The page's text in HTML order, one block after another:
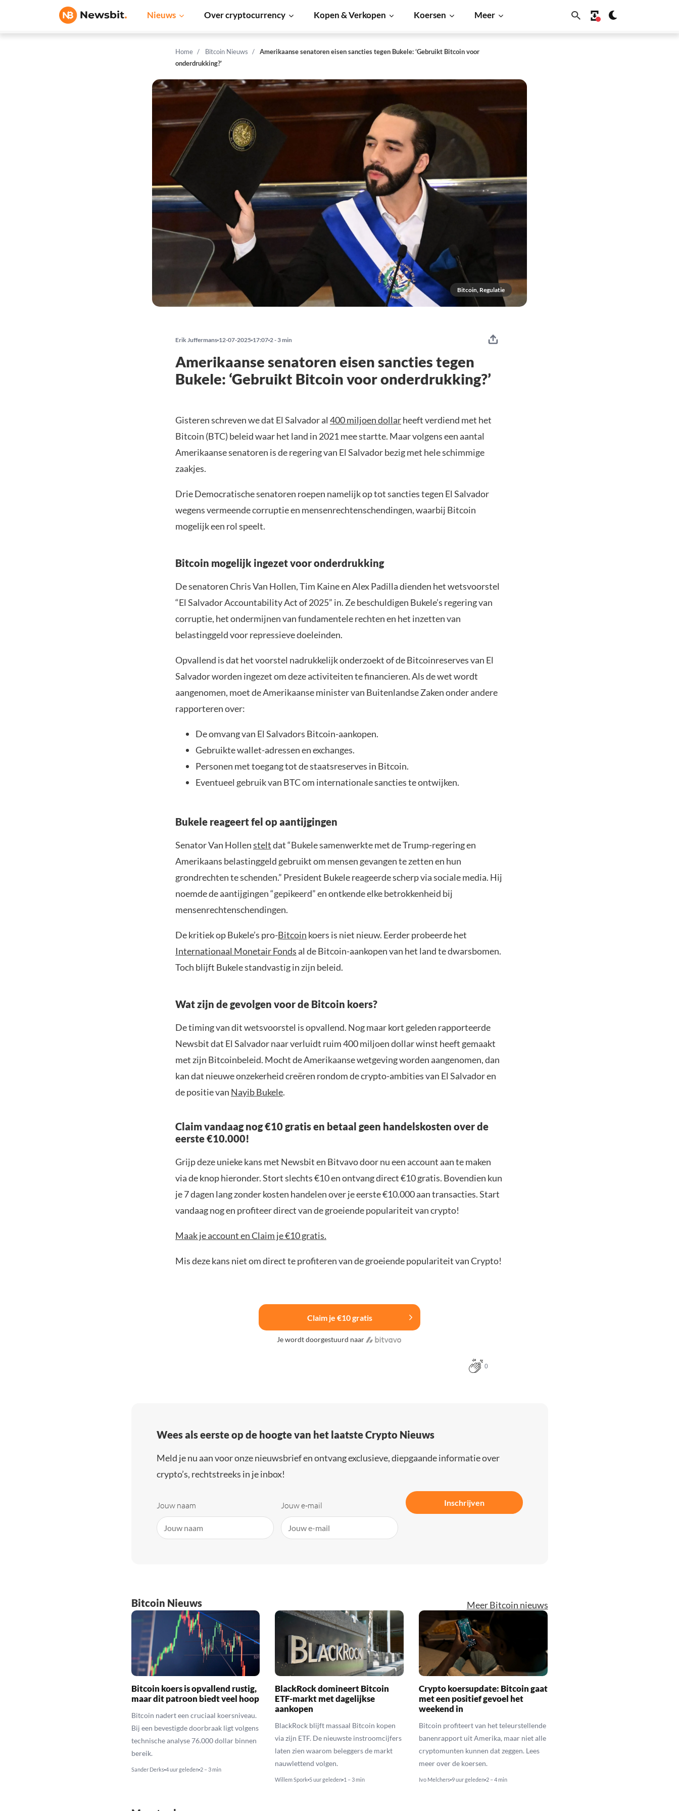
Nieuws Over cryptocurrency Kopen & Verkopen Koersen Meer
Home Bitcoin Nieuws
Amerikaanse senatoren eisen sancties tegen Bukele: ‘Gebruikt Bitcoin voor
onderdrukking?’
Bitcoin, Regulatie
Erik Juffermans 12-07-2025 17:07 2 - 3 min
Amerikaanse senatoren eisen sancties tegen
Bukele: ‘Gebruikt Bitcoin voor onderdrukking?’
Gisteren schreven we dat El Salvador al 400 miljoen dollarheeft verdiend met het
Bitcoin (BTC) beleid waar het land in 2021 mee startte. Maar volgens een aantal
Amerikaanse senatoren is de regering van El Salvador bezig met hele schimmige
zaakjes.
Drie Democratische senatoren roepen namelijk op tot sancties tegen El Salvador
wegens vermeende corruptie en mensenrechtenschendingen, waarbij Bitcoin
mogelijk een rol speelt.
Bitcoin mogelijk ingezet voor onderdrukking
De senatoren Chris Van Hollen, Tim Kaine en Alex Padilla dienden het wetsvoorstel
“El Salvador Accountability Act of 2025” in. Ze beschuldigen Bukele’s regering van
corruptie, het ondermijnen van fundamentele rechten en het inzetten van
belastinggeld voor repressieve doeleinden.
Opvallend is dat het voorstel nadrukkelijk onderzoekt of de Bitcoinreserves van El
Salvador worden ingezet om deze activiteiten te financieren. Als de wet wordt
aangenomen, moet de Amerikaanse minister van Buitenlandse Zaken onder andere
rapporteren over:
De omvang van El Salvadors Bitcoin-aankopen.
Gebruikte wallet-adressen en exchanges.
Personen met toegang tot de staatsreserves in Bitcoin.
Eventueel gebruik van BTC om internationale sancties te ontwijken.
Bukele reageert fel op aantijgingen
Senator Van Hollensteltdat “Bukele samenwerkte met de Trump-regering en
Amerikaans belastinggeld gebruikt om mensen gevangen te zetten en hun
grondrechten te schenden.” President Bukele reageerde scherp via sociale media. Hij
noemde de aantijgingen “gepikeerd” en ontkende elke betrokkenheid bij
mensenrechtenschendingen.
De kritiek op Bukele’s pro-Bitcoin koers is niet nieuw. Eerder probeerde het
Internationaal Monetair Fondsal de Bitcoin-aankopen van het land te dwarsbomen.
Toch blijft Bukele standvastig in zijn beleid.
Wat zijn de gevolgen voor de Bitcoin koers?
De timing van dit wetsvoorstel is opvallend. Nog maar kort geleden rapporteerde
Newsbit dat El Salvador naar verluidt ruim 400 miljoen dollar winst heeft gemaakt
met zijn Bitcoinbeleid. Mocht de Amerikaanse wetgeving worden aangenomen, dan
kan dat nieuwe onzekerheid creëren rondom de crypto-ambities van El Salvador en
de positie van Nayib Bukele.
Claim vandaag nog €10 gratis en betaal geen handelskosten over de
eerste €10.000!
Grijp deze unieke kans met Newsbit en Bitvavo door nu een account aan te maken
via de knop hieronder. Stort slechts €10 en ontvang direct €10 gratis. Bovendien kun
je 7 dagen lang zonder kosten handelen over je eerste €10.000 aan transacties. Start
vandaag nog en profiteer direct van de groeiende populariteit van crypto!
Maak je account en Claim je €10 gratis.
Mis deze kans niet om direct te profiteren van de groeiende populariteit van Crypto!
Claim je €10 gratis
Je wordt doorgestuurd naar
0
Wees als eerste op de hoogte van het laatste Crypto Nieuws
Meld je nu aan voor onze nieuwsbrief en ontvang exclusieve, diepgaande informatie over
crypto’s, rechtstreeks in je inbox!
Jouw naam Jouw e-mail Inschrijven
Bitcoin Nieuws Meer Bitcoin nieuws
Bitcoin koers is opvallend rustig,
maar dit patroon biedt veel hoop
Bitcoin nadert een cruciaal koersniveau.
Bij een bevestigde doorbraak ligt volgens
technische analyse 76.000 dollar binnen
bereik.
Sander Derks 4 uur geleden 2 – 3 min
BlackRock domineert Bitcoin
ETF-markt met dagelijkse
aankopen
BlackRock blijft massaal Bitcoin kopen
via zijn ETF. De nieuwste instroomcijfers
laten zien waarom beleggers de markt
nauwlettend volgen.
Willem Spork 5 uur geleden 1 – 3 min
Crypto koersupdate: Bitcoin gaat
met een positief gevoel het
weekend in
Bitcoin profiteert van het teleurstellende
banenrapport uit Amerika, maar niet alle
cryptomunten kunnen dat zeggen. Lees
meer over de koersen.
Ivo Melchers 9 uur geleden 2 – 4 min